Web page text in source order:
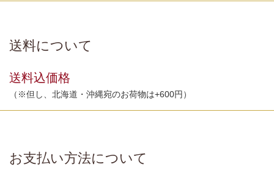
送料について
送料込価格
（※但し、北海道・沖縄宛のお荷物は+600円）
お支払い方法について